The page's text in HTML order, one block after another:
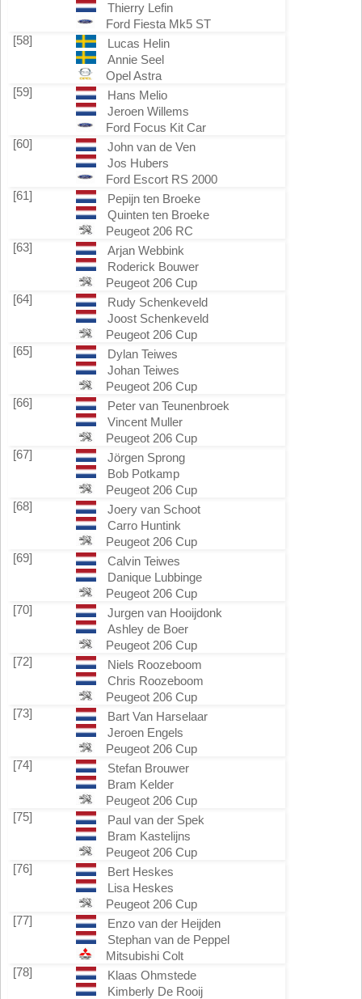
Thierry Lefin
Ford Fiesta Mk5 ST
[58]
Lucas Helin
Annie Seel
Opel Astra
[59]
Hans Melio
Jeroen Willems
Ford Focus Kit Car
[60]
John van de Ven
Jos Hubers
Ford Escort RS 2000
[61]
Pepijn ten Broeke
Quinten ten Broeke
Peugeot 206 RC
[63]
Arjan Webbink
Roderick Bouwer
Peugeot 206 Cup
[64]
Rudy Schenkeveld
Joost Schenkeveld
Peugeot 206 Cup
[65]
Dylan Teiwes
Johan Teiwes
Peugeot 206 Cup
[66]
Peter van Teunenbroek
Vincent Muller
Peugeot 206 Cup
[67]
Jörgen Sprong
Bob Potkamp
Peugeot 206 Cup
[68]
Joery van Schoot
Carro Huntink
Peugeot 206 Cup
[69]
Calvin Teiwes
Danique Lubbinge
Peugeot 206 Cup
[70]
Jurgen van Hooijdonk
Ashley de Boer
Peugeot 206 Cup
[72]
Niels Roozeboom
Chris Roozeboom
Peugeot 206 Cup
[73]
Bart Van Harselaar
Jeroen Engels
Peugeot 206 Cup
[74]
Stefan Brouwer
Bram Kelder
Peugeot 206 Cup
[75]
Paul van der Spek
Bram Kastelijns
Peugeot 206 Cup
[76]
Bert Heskes
Lisa Heskes
Peugeot 206 Cup
[77]
Enzo van der Heijden
Stephan van de Peppel
Mitsubishi Colt
[78]
Klaas Ohmstede
Kimberly De Rooij